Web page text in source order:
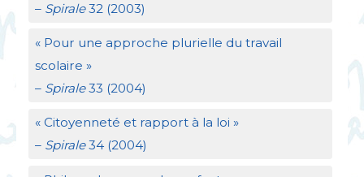
– Spirale32 (2003)
« Pour une approche plurielle du travail
scolaire »
– Spirale33 (2004)
« Citoyenneté et rapport à la loi »
– Spirale34 (2004)